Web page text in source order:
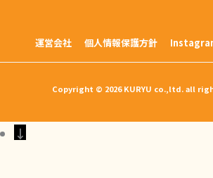
運営会社 個人情報保護方針
Copyright © 2026 KURYU co.,ltd. all
↓